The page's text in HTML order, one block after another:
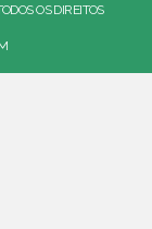
OS DIREITOS